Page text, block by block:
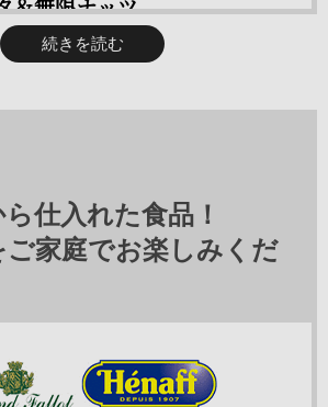
める一品料理！
スモークモッツァレラのアヒージョ」は、
て加熱できるので、洗い物も増えずに気楽
ます。アンチョビ、トマト、ハーブ、ガー
け込んでいて、封を開けると豊かな香りが
リシア産たこ＆スモークモッツァレラの
＆無限ナッツ
み」として、大人気のスナック食品！一般
が楽しいパスタスナック
用。多くのワインラヴァ―の方々からの声
ぴったり合うこだわりのスパイスで、贅沢
続きを読む
仕入れた食品！
ご家庭でお楽しみくだ